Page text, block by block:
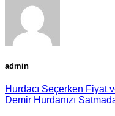
admin
Hurdacı Seçerken Fiyat
Demir Hurdanızı